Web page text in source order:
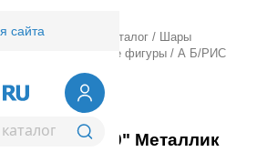
сайта/ Оптовый каталог /
Шары
Специальные фигуры / А Б/РИС
ЗИГЗАГ 19" Металлик